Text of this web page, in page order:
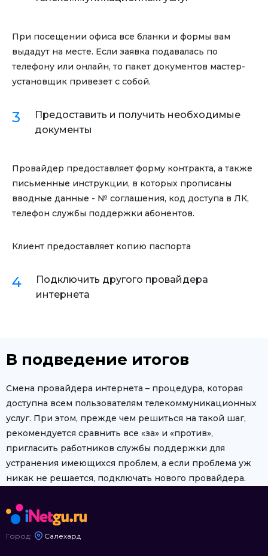
При посещении офиса все бланки и формы вам
выдадут на месте. Если заявка подавалась по
телефону или онлайн, то пакет документов мастер-
установщик привезет с собой.
Предоставить и получить необходимые
документы
Провайдер предоставляет форму контракта, а также
письменные инструкции, в которых прописаны
вводные данные - № соглашения, код доступа в ЛК,
телефон службы поддержки абонентов.
Клиент предоставляет копию паспорта
Подключить другого провайдера
интернета
В подведение итогов
Смена провайдера интернета – процедура, которая
доступна всем пользователям телекоммуникационных
услуг. При этом, прежде чем решиться на такой шаг,
рекомендуется сравнить все «за» и «против»,
пригласить работников службы поддержки для
устранения имеющихся проблем, а если проблема уж
никак не решается, подключать нового провайдера.
Город: Салехард